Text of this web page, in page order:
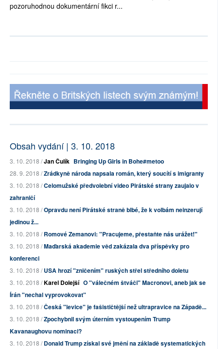
pozoruhodnou dokumentární fikci r...
Obsah vydání | 3. 10. 2018
3. 10. 2018 /Jan Čulík Bringing Up Girls in Bohe#metoo
28. 9. 2018 /Zrádkyně národa napsala román, který soucítí s imigranty
3. 10. 2018 /Celomužské předvolební video Pirátské strany zaujalo v
zahraničí
3. 10. 2018 /Opravdu není Pirátské straně blbé, že k volbám neinzerují
jedinou ž...
3. 10. 2018 /Romové Zemanovi: "Pracujeme, přestaňte nás urážet!"
3. 10. 2018 /Maďarská akademie věd zakázala dva příspěvky pro
konferenci
3. 10. 2018 /USA hrozí "zničením" ruských střel středního doletu
3. 10. 2018 /Karel Dolejší O "válečném štváči" Macronovi, aneb jak se
Írán "nechal vyprovokovat"
3. 10. 2018 /Česká "levice" je fašističtější než ultrapravice na Západě...
3. 10. 2018 /Zpochybnil svým úterním vystoupením Trump
Kavanaughovu nominaci?
3. 10. 2018 /Donald Trump získal své jmění na základě systematických